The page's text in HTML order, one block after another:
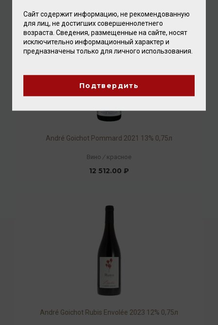
André Goichot Pommard 2021 13% 0,75л
Вино / красное
12 512.00 ₽
André Goichot Rubis Envolée 2023 12% 0,75л
Сайт содержит информацию, не рекомендованную
для лиц, не достигших совершеннолетнего
возраста. Сведения, размещенные на сайте, носят
исключительно информационный характер и
предназначены только для личного использования.
Подтвердить